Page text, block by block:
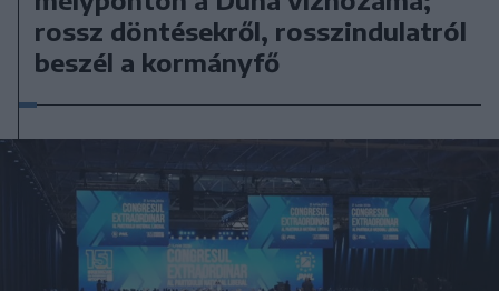
rossz döntésekről, rosszindulatról
beszél a kormányfő